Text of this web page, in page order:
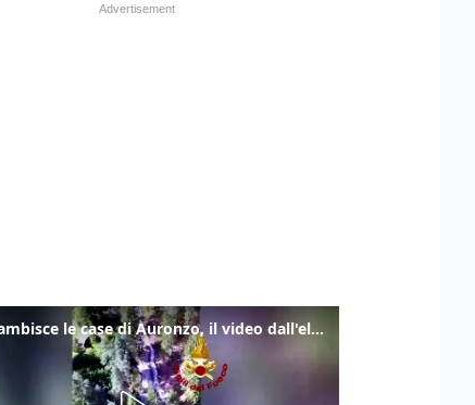
Frana lambisce le case di Auronzo, il video dall'elicottero dei vigili del fuoco